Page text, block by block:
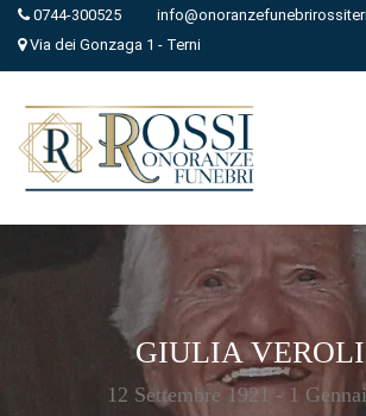
0744-300525
Via dei Gonzaga 1 - Terni
GIULIA
12 Settembre 1921 - 1